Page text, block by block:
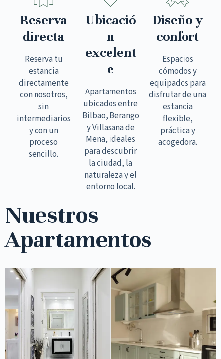
Reserva
directa
Reserva tu
estancia
directamente
con nosotros,
sin
intermediarios
y con un
proceso
sencillo.
Ubicació
n
excelent
e
Apartamentos
ubicados entre
Bilbao, Berango
y Villasana de
Mena, ideales
para descubrir
la ciudad, la
naturaleza y el
entorno local.
Diseño y
confort
Espacios
cómodos y
equipados para
disfrutar de una
estancia
flexible,
práctica y
acogedora.
Nuestros
Apartamentos